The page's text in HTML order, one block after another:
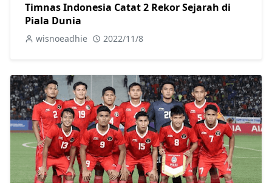
Timnas Indonesia Catat 2 Rekor Sejarah di
Piala Dunia
wisnoeadhie 2022/11/8